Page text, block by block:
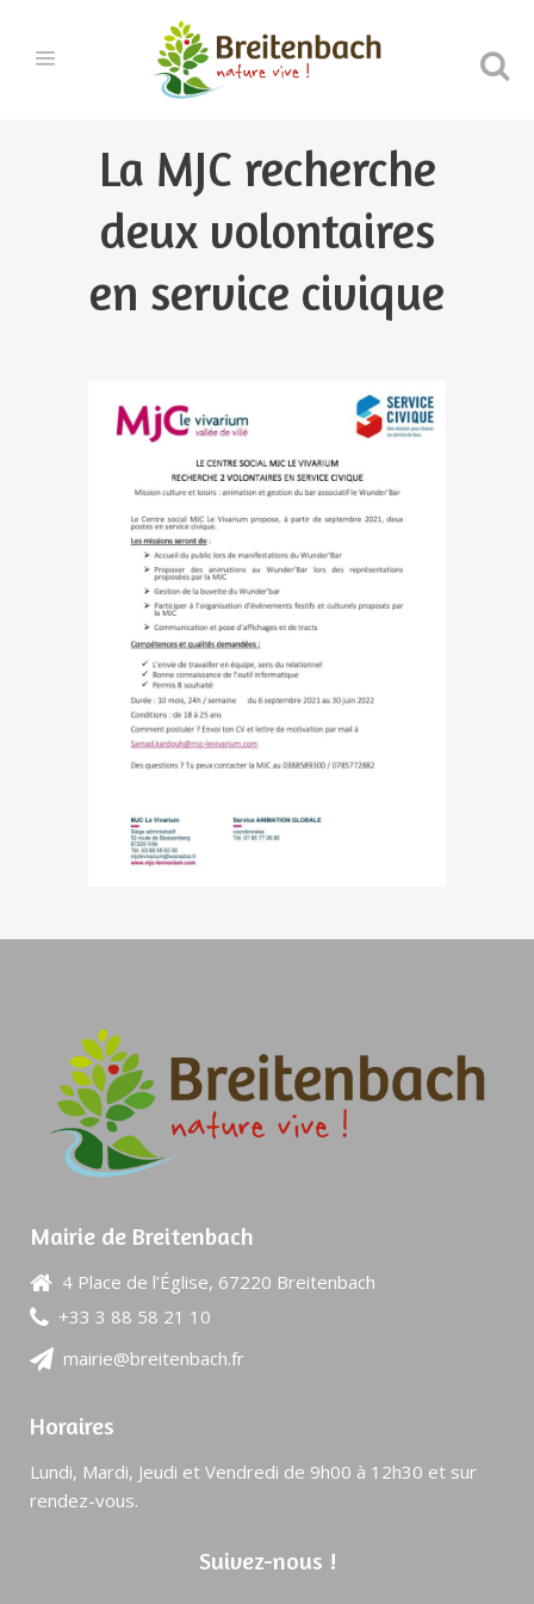
La MJC recherche
deux volontaires
en service civique
Mairie de Breitenbach
4 Place de l’Église, 67220 Breitenbach
+33 3 88 58 21 10
mairie@breitenbach.fr
Horaires
Lundi, Mardi, Jeudi et Vendredi de 9h00 à 12h30 et sur
rendez-vous.
Suivez-nous !